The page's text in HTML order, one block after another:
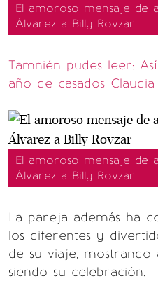
El amoroso mensaje de
Álvarez a Billy Rovzar
Tamnién pudes leer:
año de casados
El amoroso mensaje de
Álvarez a Billy Rovzar
La pareja además ha
los diferentes y
de su viaje, mostrando
siendo su celebración.